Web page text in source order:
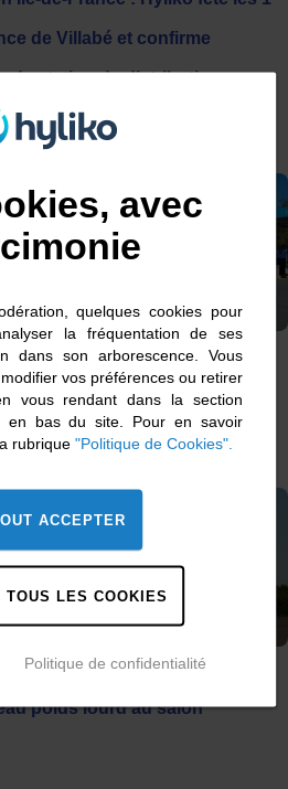
de Villabé et confirme
station de distribution
France
de la mobilité hydrogène en
poids lourd au salon
avec
quelques cookies pour
la fréquentation de ses
dans son arborescence. Vous
vos préférences ou retirer
vous rendant dans la section
en bas du site. Pour en savoir
rubrique"Politique de Cookies".
ACCEPTER
TOUS LES COOKIES
Politique de confidentialité